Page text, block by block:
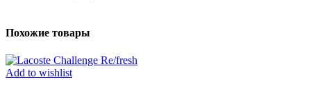
Похожие товары
Add to wishlist